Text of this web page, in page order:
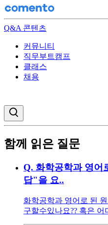
Q&A 콘텐츠
커뮤니티
직무부트캠프
클래스
채용
함께 읽은 질문
Q. 화학공학과 영어
답"을 요..
화학공학과 영어로 된
구할수있나요?? 혹은 어